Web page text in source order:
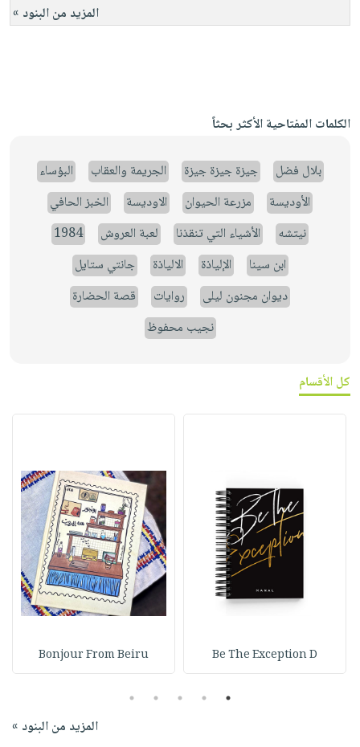
المزيد من البنود »
الكلمات المفتاحية الأكثر بحثاً
بلال فضل جيزة جيزة جيزة الجريمة والعقاب
البؤساء
الأوديسة
مزرعة الحيوان الاوديسة
الخبز الحافي
نيتشه
الأشياء التي تنقذنا لعبة العروش
1984
ابن سينا
الإلياذة الالياذة
جانتي ستايل
ديوان مجنون ليلى
روايات
قصة الحضارة
نجيب محفوظ
كل الأقسام
Be The Exception D
Bonjour From Beiru
1
2
3
4
5
المزيد من البنود »